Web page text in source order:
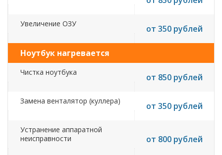
Увеличение ОЗУ от 350 рублей
Ноутбук нагревается
Чистка ноутбука от 850 рублей
Замена венталятор (куллера) от 350 рублей
Устранение аппаратной
неисправности
от 800 рублей